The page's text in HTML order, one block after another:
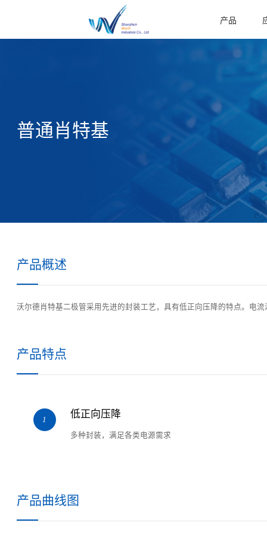
产品
普通肖特基
产品概述
沃尔德肖特基二极管采用先进的封装工艺，具有低正向压降的特点。电
产品特点
1 低正向压降
多种封装，满足各类电源需求
产品曲线图